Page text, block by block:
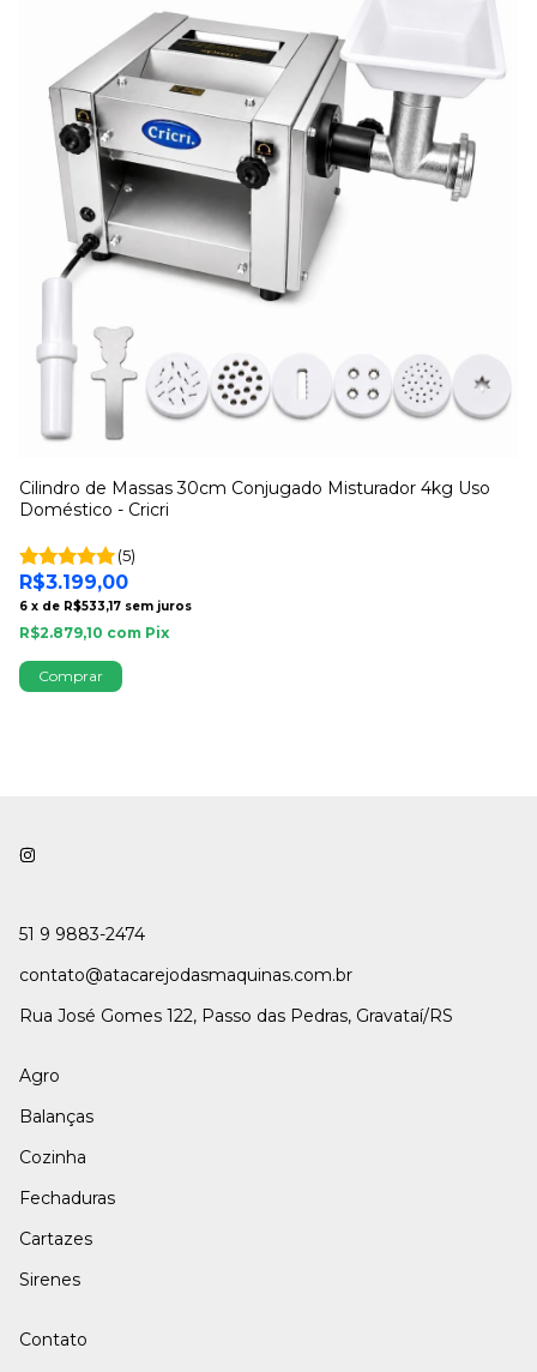
Cilindro de Massas 30cm Conjugado Misturador 4kg Uso
Doméstico - Cricri
(5)
R$3.199,00
6 x de R$533,17 sem juros
R$2.879,10 com Pix
51 9 9883-2474
contato@atacarejodasmaquinas.com.br
Rua José Gomes 122, Passo das Pedras, Gravataí/RS
Agro
Balanças
Cozinha
Fechaduras
Cartazes
Sirenes
Contato